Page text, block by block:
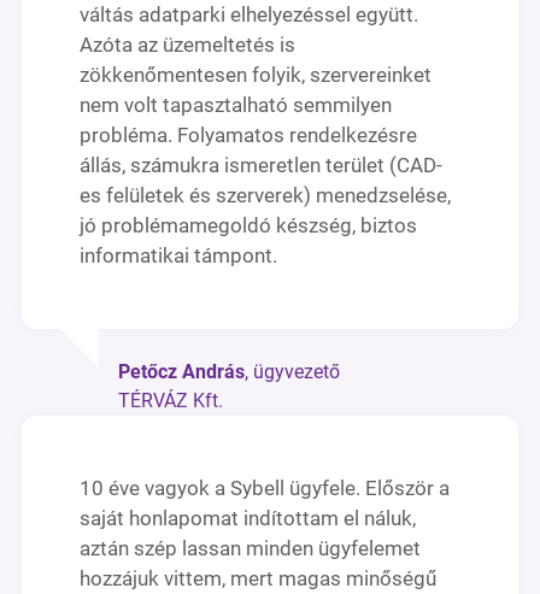
váltás adatparki elhelyezéssel együtt.
Azóta az üzemeltetés is
zökkenőmentesen folyik, szervereinket
nem volt tapasztalható semmilyen
probléma. Folyamatos rendelkezésre
állás, számukra ismeretlen terület (CAD-
es felületek és szerverek) menedzselése,
jó problémamegoldó készség, biztos
informatikai támpont.
Petőcz András, ügyvezető
TÉRVÁZ Kft.
10 éve vagyok a Sybell ügyfele. Először a
saját honlapomat indítottam el náluk,
aztán szép lassan minden ügyfelemet
hozzájuk vittem, mert magas minőségű